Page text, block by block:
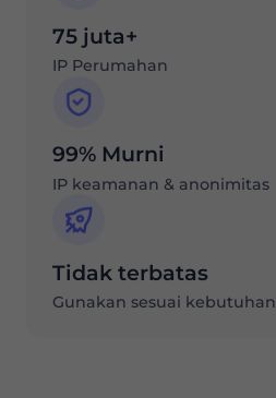
75 juta+
IP Perumahan
99% Murni
IP keamanan & anonimitas
Tidak terbatas
Gunakan sesuai kebutuhan